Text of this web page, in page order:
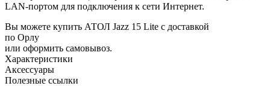
LAN-портом для подключения к сети Интернет.
Вы можете купить АТОЛ Jazz 15 Lite с доставкой
по Орлу
или оформить самовывоз.
Характеристики
Аксессуары
Полезные ссылки